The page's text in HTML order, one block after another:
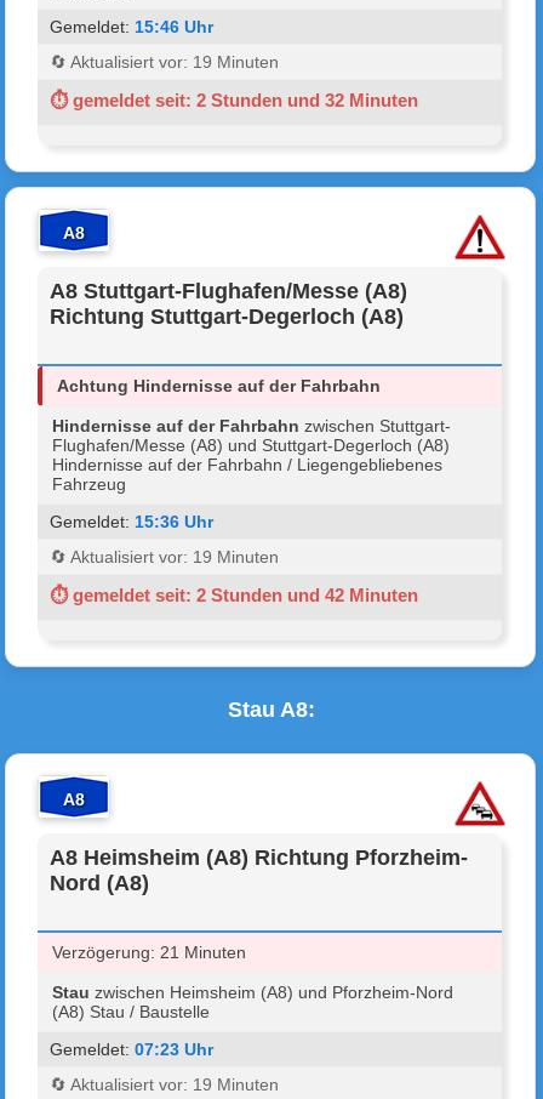
Gemeldet: 15:46 Uhr
🔄 Aktualisiert vor: 19 Minuten
⏱ gemeldet seit: 2 Stunden und 32 Minuten
A8
A8 Stuttgart-Flughafen/Messe (A8)
Richtung Stuttgart-Degerloch (A8)
Achtung Hindernisse auf der Fahrbahn
Hindernisse auf der Fahrbahn zwischen Stuttgart-
Flughafen/Messe (A8) und Stuttgart-Degerloch (A8)
Hindernisse auf der Fahrbahn / Liegengebliebenes
Fahrzeug
Gemeldet: 15:36 Uhr
🔄 Aktualisiert vor: 19 Minuten
⏱ gemeldet seit: 2 Stunden und 42 Minuten
Stau A8:
A8
A8 Heimsheim (A8) Richtung Pforzheim-
Nord (A8)
Verzögerung: 21 Minuten
Stau zwischen Heimsheim (A8) und Pforzheim-Nord
(A8) Stau / Baustelle
Gemeldet:07:23 Uhr
🔄 Aktualisiert vor: 19 Minuten